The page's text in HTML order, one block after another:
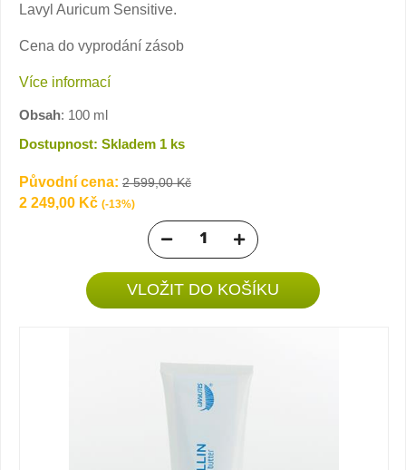
Lavyl Auricum Sensitive.
Cena do vyprodání zásob
Více informací
Obsah: 100 ml
Dostupnost: Skladem 1 ks
Původní cena: 2 599,00 Kč
2 249,00 Kč (-13%)